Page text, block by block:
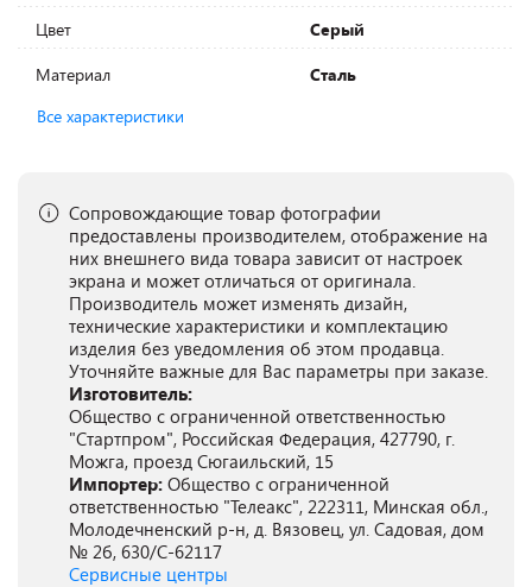
Цвет
Серый
Материал
Сталь
Все характеристики
Сопровождающие товар фотографии
предоставлены производителем, отображение на
них внешнего вида товара зависит от настроек
экрана и может отличаться от оригинала.
Производитель может изменять дизайн,
технические характеристики и комплектацию
изделия без уведомления об этом продавца.
Уточняйте важные для Вас параметры при заказе.
Изготовитель:
Общество с ограниченной ответственностью
"Стартпром", Российская Федерация, 427790, г.
Можга, проезд Сюгаильский, 15
Импортер: Общество с ограниченной
ответственностью "Телеакс", 222311, Минская обл.,
Молодечненский р-н, д. Вязовец, ул. Садовая, дом
№ 2б, 630/С-62117
Сервисные центры